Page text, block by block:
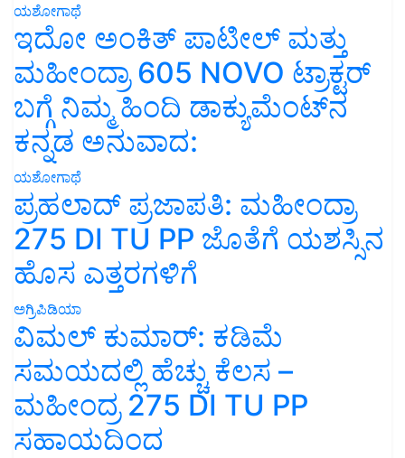
ಯಶೋಗಾಥೆ
ಇದೋ ಅಂಕಿತ್ ಪಾಟೀಲ್ ಮತ್ತು
ಮಹೀಂದ್ರಾ 605 NOVO ಟ್ರಾಕ್ಟರ್
ಬಗ್ಗೆ ನಿಮ್ಮ ಹಿಂದಿ ಡಾಕ್ಯುಮೆಂಟ್‌ನ
ಕನ್ನಡ ಅನುವಾದ:
ಯಶೋಗಾಥೆ
ಪ್ರಹಲಾದ್ ಪ್ರಜಾಪತಿ: ಮಹೀಂದ್ರಾ
275 DI TU PP ಜೊತೆಗೆ ಯಶಸ್ಸಿನ
ಹೊಸ ಎತ್ತರಗಳಿಗೆ
ಅಗ್ರಿಪಿಡಿಯಾ
ವಿಮಲ್ ಕುಮಾರ್: ಕಡಿಮೆ
ಸಮಯದಲ್ಲಿ ಹೆಚ್ಚು ಕೆಲಸ –
ಮಹೀಂದ್ರ 275 DI TU PP
ಸಹಾಯದಿಂದ